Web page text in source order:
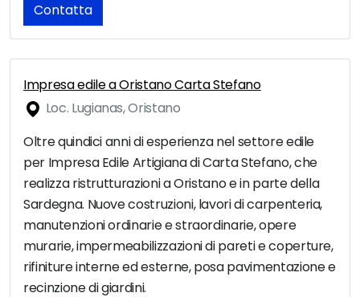
Contatta
Impresa edile a Oristano Carta Stefano
Loc. Lugianas, Oristano
Oltre quindici anni di esperienza nel settore edile
per Impresa Edile Artigiana di Carta Stefano, che
realizza ristrutturazioni a Oristano e in parte della
Sardegna. Nuove costruzioni, lavori di carpenteria,
manutenzioni ordinarie e straordinarie, opere
murarie, impermeabilizzazioni di pareti e coperture,
rifiniture interne ed esterne, posa pavimentazione e
recinzione di giardini.